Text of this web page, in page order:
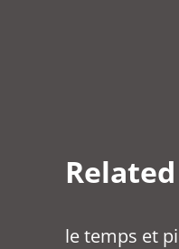
le temps et